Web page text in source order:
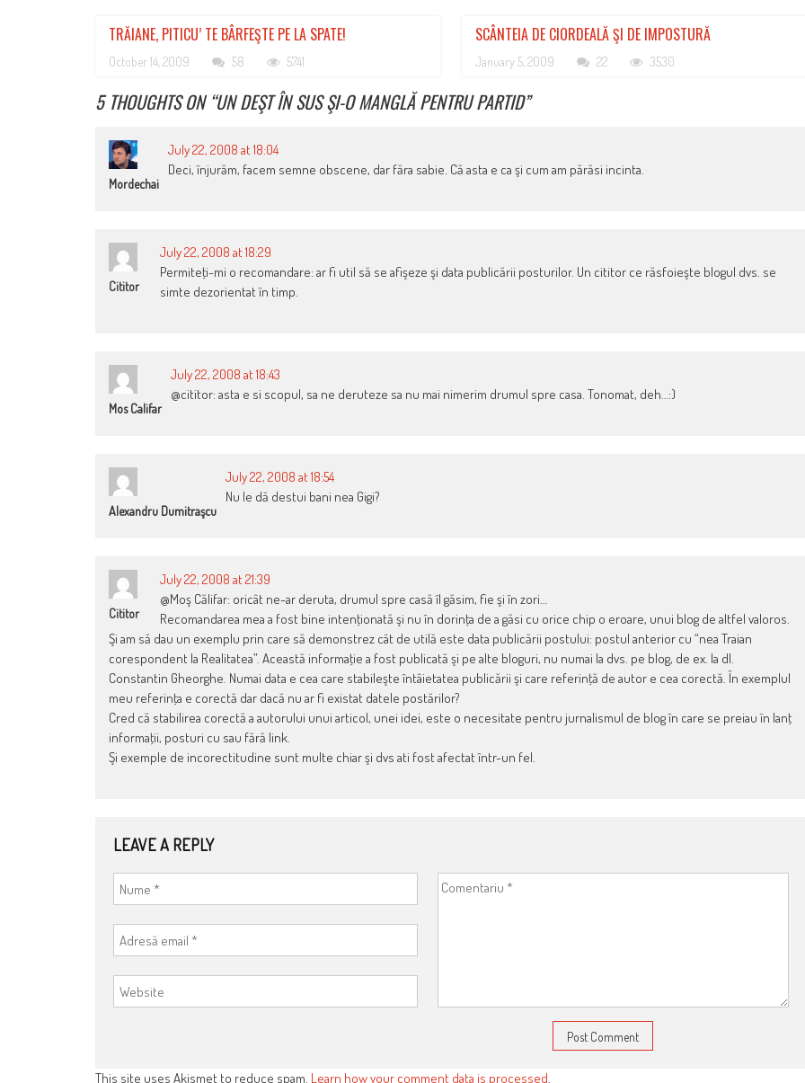
TRĂIANE, PITICU’ TE BÂRFEŞTE PE LA SPATE!
October 14, 2009 58 5741
SCÂNTEIA DE CIORDEALĂ ŞI DE IMPOSTURĂ
January 5, 2009 22 3530
5 THOUGHTS ON “UN DEŞT ÎN SUS ŞI-O MANGLĂ PENTRU PARTID”
Mordechai
July 22, 2008 at 18:04
Deci, înjurăm, facem semne obscene, dar făra sabie. Că asta e ca şi cum am părăsi incinta.
Cititor
July 22, 2008 at 18:29
Permiteţi-mi o recomandare: ar fi util să se afişeze şi data publicării posturilor. Un cititor ce răsfoieşte blogul dvs. se
simte dezorientat în timp.
Mos Califar
July 22, 2008 at 18:43
@cititor: asta e si scopul, sa ne deruteze sa nu mai nimerim drumul spre casa. Tonomat, deh…:)
Alexandru Dumitraşcu
July 22, 2008 at 18:54
Nu le dă destui bani nea Gigi?
Cititor
July 22, 2008 at 21:39
@Moş Călifar: oricât ne-ar deruta, drumul spre casă îl găsim, fie şi în zori…
Recomandarea mea a fost bine intenţionată şi nu în dorinţa de a găsi cu orice chip o eroare, unui blog de altfel valoros.
Şi am să dau un exemplu prin care să demonstrez cât de utilă este data publicării postului: postul anterior cu “nea Traian
corespondent la Realitatea”. Această informaţie a fost publicată şi pe alte bloguri, nu numai la dvs. pe blog, de ex. la dl.
Constantin Gheorghe. Numai data e cea care stabileşte întâietatea publicării şi care referinţă de autor e cea corectă. În exemplul
meu referinţa e corectă dar dacă nu ar fi existat datele postărilor?
Cred că stabilirea corectă a autorului unui articol, unei idei, este o necesitate pentru jurnalismul de blog în care se preiau în lanţ
informaţii, posturi cu sau fără link.
Şi exemple de incorectitudine sunt multe chiar şi dvs ati fost afectat într-un fel.
LEAVE A REPLY
This site uses Akismet to reduce spam. Learn how your comment data is processed.